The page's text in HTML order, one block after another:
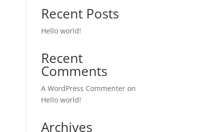
Recent Posts
Hello world!
Recent
Comments
A WordPress Commenter on
Hello world!
Archives